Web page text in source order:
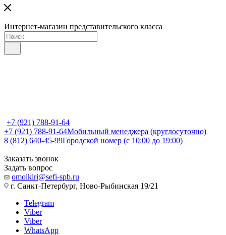
Интернет-магазин представительского класса
+7 (921) 788-91-64
+7 (921) 788-91-64Мобильный менеджера (круглосуточно)
8 (812) 640-45-99Городской номер (с 10:00 до 19:00)
Заказать звонок
Задать вопрос
omoikiri@sefi-spb.ru
г. Санкт-Петербург, Ново-Рыбинская 19/21
Telegram
Viber
Viber
WhatsApp